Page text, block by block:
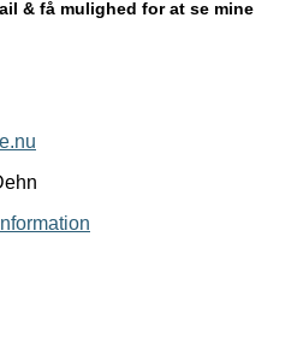
& få mulighed for at se mine